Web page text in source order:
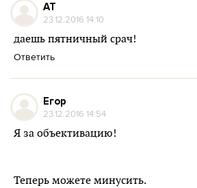
AT
23.12.2016 14:10
даешь пятничный срач!
Ответить
Егор
23.12.2016 14:54
Я за объективацию!
Теперь можете минусить.